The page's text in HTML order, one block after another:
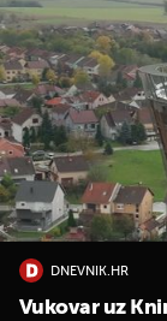
DNEVNIK.HR
Vukovar uz